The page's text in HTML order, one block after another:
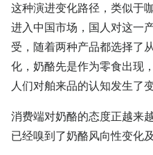
这种演进变化路径，类似于
进入中国市场，国人对这一
受，随着两种产品都选择了
化，奶酪先是作为零食出现
人们对舶来品的认知发生了变
消费端对奶酪的态度正越来
已经嗅到了奶酪风向性变化